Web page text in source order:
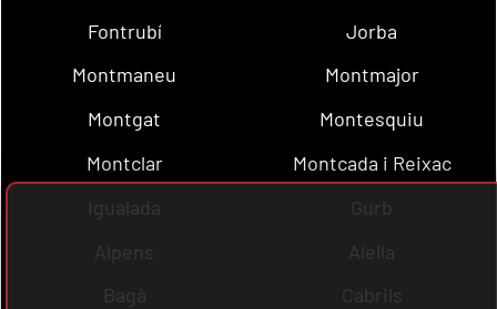
Fontrubí
Jorba
Montmaneu
Montmajor
Montgat
Montesquiu
Montclar
Montcada i Reixac
Igualada
Gurb
Alpens
Alella
Bagà
Cabrils